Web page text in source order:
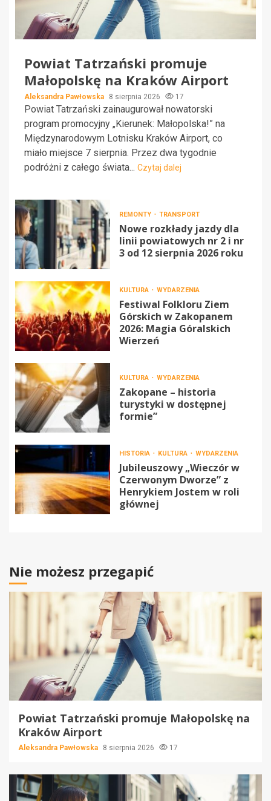
Powiat Tatrzański promuje
Małopolskę na Kraków Airport
Aleksandra Pawłowska 8 sierpnia 2026 17
Powiat Tatrzański zainaugurował nowatorski
program promocyjny „Kierunek: Małopolska!” na
Międzynarodowym Lotnisku Kraków Airport, co
miało miejsce 7 sierpnia. Przez dwa tygodnie
podróżni z całego świata... Czytaj dalej
REMONTY TRANSPORT
Nowe rozkłady jazdy dla
linii powiatowych nr 2 i nr
3 od 12 sierpnia 2026 roku
KULTURA WYDARZENIA
Festiwal Folkloru Ziem
Górskich w Zakopanem
2026: Magia Góralskich
Wierzeń
KULTURA WYDARZENIA
Zakopane – historia
turystyki w dostępnej
formie”
HISTORIA KULTURA WYDARZENIA
Jubileuszowy „Wieczór w
Czerwonym Dworze” z
Henrykiem Jostem w roli
głównej
Nie możesz przegapić
Powiat Tatrzański promuje Małopolskę na
Kraków Airport
Aleksandra Pawłowska 8 sierpnia 2026 17